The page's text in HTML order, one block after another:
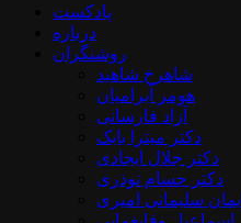
پادکست
درباره
روشنگران
شاهرخ شاهید
هومر آبرامیان
آزاد فارسانی
دکتر میترا بابک
دکتر جلال ایجادی
دکتر حسام نوذری
ایمان سلیمانی امیری